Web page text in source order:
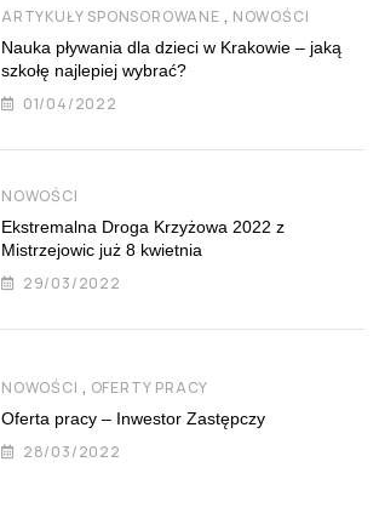
ARTYKUŁY SPONSOROWANE , NOWOŚCI
Nauka pływania dla dzieci w Krakowie – jaką
szkołę najlepiej wybrać?
01/04/2022
NOWOŚCI
Ekstremalna Droga Krzyżowa 2022 z
Mistrzejowic już 8 kwietnia
29/03/2022
NOWOŚCI , OFERTY PRACY
Oferta pracy – Inwestor Zastępczy
28/03/2022